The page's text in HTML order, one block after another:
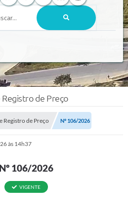
de Preço
Registro de Preço Nº 106/2026
às 14h37
Nº 106/2026
VIGENTE